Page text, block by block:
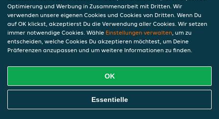
Sonntag
15:30 - 22:00
Optimierung und Werbung in Zusammenarbeit mit Dritten. Wir
verwenden unsere eigenen Cookies und Cookies von Dritten. Wenn Du
auf OK klickst, akzeptierst Du die Verwendung aller Cookies. Wir setzen
immer notwendige Cookies. Wähle Einstellungen verwalten, um zu
entscheiden, welche Cookies Du akzeptieren möchtest, um Deine
Präferenzen anzupassen und um weitere Informationen zu finden.
OK
Essentielle